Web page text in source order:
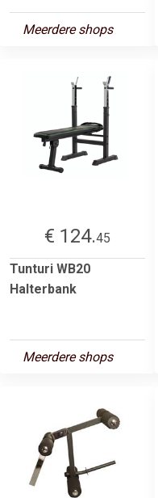
Meerdere shops
€ 124.45
Tunturi WB20
Halterbank
Meerdere shops